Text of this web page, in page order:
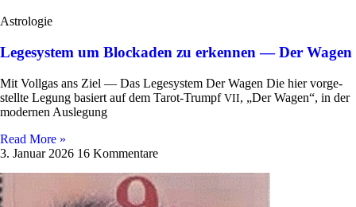
Astrologie
Legesystem um Blockaden zu erkennen — Der Wagen
Mit Vollgas ans Ziel — Das Lege­sy­stem Der Wagen Die hier vor­ge­
stellte Legung basiert auf dem Tarot-TrumpfVII, „Der Wagen“, in der
modernen Auslegung
Read More »
3. Januar 2026 16 Kommentare